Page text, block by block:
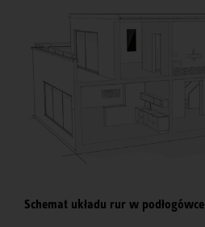
Schemat układu rur w podłogówce